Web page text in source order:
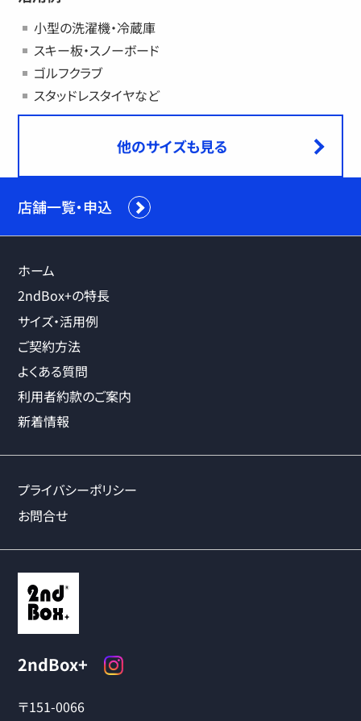
小型の洗濯機・冷蔵庫
スキー板・スノーボード
ゴルフクラブ
スタッドレスタイヤなど
他のサイズも見る
店舗一覧・申込
ホーム
2ndBox+の特長
サイズ・活用例
ご契約方法
よくある質問
利用者約款のご案内
新着情報
プライバシーポリシー
お問合せ
2ndBox+
〒151-0066